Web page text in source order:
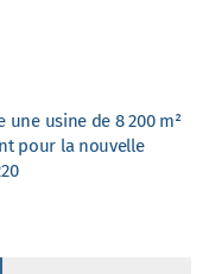
usine de 8 200 m²
pour la nouvelle